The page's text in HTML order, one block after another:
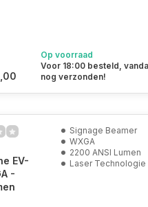
Op voorraad
Voor 18:00 besteld,
nog verzonden!
EV-
-
Signage Beamer
WXGA
2200 ANSI Lumen
Laser Technologie